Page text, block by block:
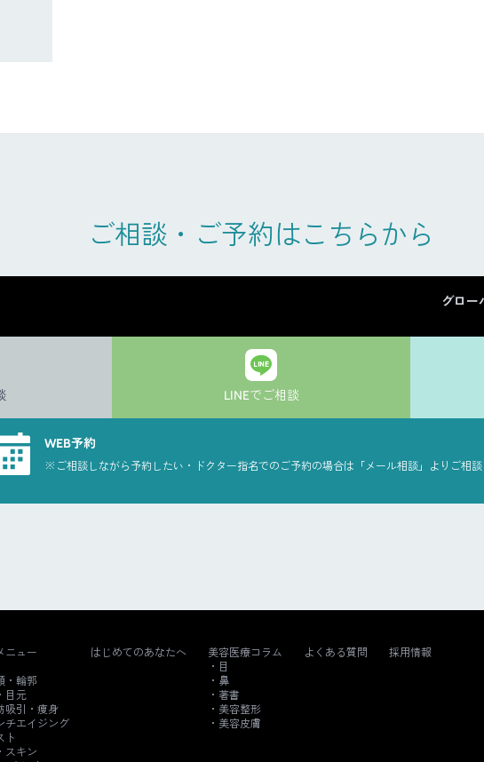
ご相談・ご予約はこちらから
グロー
LINEでご相談
WEB予約
※ご相談しながら予約したい・ドクター指名でのご予約の場合は「メール相談」よりご相談
ニュー
・輪郭
目元
吸引・痩身
チエイジング
ト
スキン
はじめてのあなたへ
美容医療コラム
目
鼻
著書
美容整形
美容皮膚
よくある質問 採用情報